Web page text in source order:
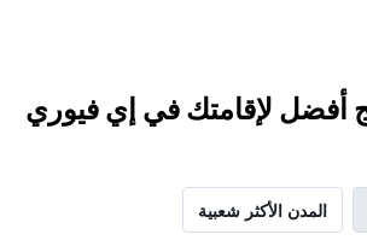
أفضل لإقامتك في إي فيوري
المدن الأكثر شعبية